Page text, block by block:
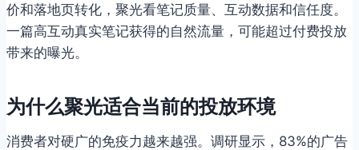
价和落地页转化，聚光看笔记质量、互动数据和信任度。
一篇高互动真实笔记获得的自然流量，可能超过付费投放
带来的曝光。
为什么聚光适合当前的投放环境
消费者对硬广的免疫力越来越强。调研显示，83%的广告